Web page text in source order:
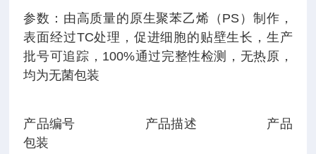
参数：由高质量的原生聚苯乙烯（PS）制作，
表面经过TC处理，促进细胞的贴壁生长，生产
批号可追踪，100%通过完整性检测，无热原，
均为无菌包装
产品编号 产品描述 产品
包装